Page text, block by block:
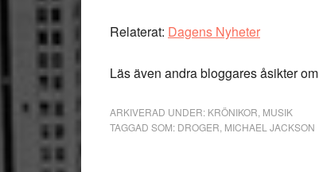
Relaterat: Dagens Nyheter
Läs även andra bloggares åsikter om
ARKIVERAD UNDER: KRÖNIKOR MUSIK
TAGGAD SOM: DROGER MICHAEL JACKSON